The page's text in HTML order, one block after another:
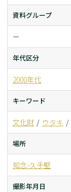
資料グループ
ー
年代区分
2000年代
キーワード
文化財 ウタキ
場所
知念-久手堅
撮影年月日